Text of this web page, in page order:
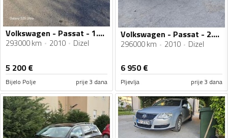
Volkswagen - Passat - 1.6 tdi
293000 km 2010 Dizel
5 200€
Bijelo Polje prije 3 dana
Volkswagen - Passat - 2.0 TDI
296000 km 2010 Dizel
6 950€
Pljevlja prije 3 dana